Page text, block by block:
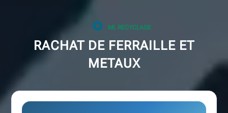
ML RECYCLAGE
RACHAT DE FERRAILLE ET
METAUX